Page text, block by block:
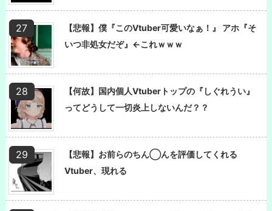
【悲報】僕『このVtuber可愛いなぁ！』 アホ『そ
いつ非処女だぞ』←これｗｗｗ
【何故】国内個人Vtuberトップの『しぐれうい』
ってどうして一切炎上しないんだ？？
【悲報】お前らのちん◯んを評価してくれる
Vtuber、現れる